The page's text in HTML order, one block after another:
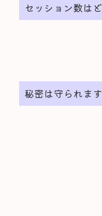
セッション数は
秘密は守られま